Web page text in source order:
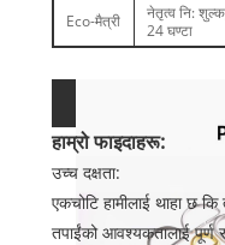
Eco-मैत्री
नेतृत्व नि:
24 घण्टा
हाम्रो फाइदाहरू:
उच्च दक्षता:
एकचोटि हामीलाई थाहा छ
तपाईंको आवश्यकतालाई पूर्ण